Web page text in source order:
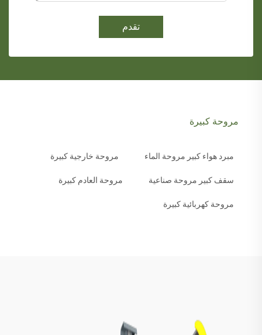
تقدم
مروحة كبيرة
مبرد هواء كبير مروحة الماء مروحة خارجية كبيرة
سقف كبير مروحة صناعية مروحة العادم كبيرة
مروحة كهربائية كبيرة